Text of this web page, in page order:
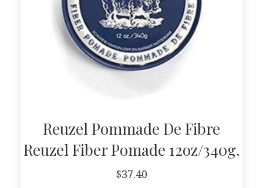
Reuzel Pommade De Fibre
Reuzel Fiber Pomade 12oz/340g.
$37.40